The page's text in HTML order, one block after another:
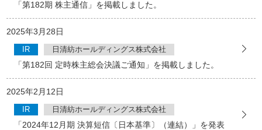
「第182期 株主通信」を掲載しました。
2025年3月28日
IR 日清紡ホールディングス株式会社
「第182回 定時株主総会決議ご通知」を掲載しました。
2025年2月12日
IR 日清紡ホールディングス株式会社
「2024年12月期 決算短信〔日本基準〕（連結）」を発表